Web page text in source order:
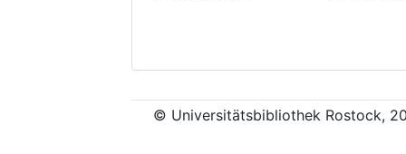
© Universitätsbibliothek Rostock,